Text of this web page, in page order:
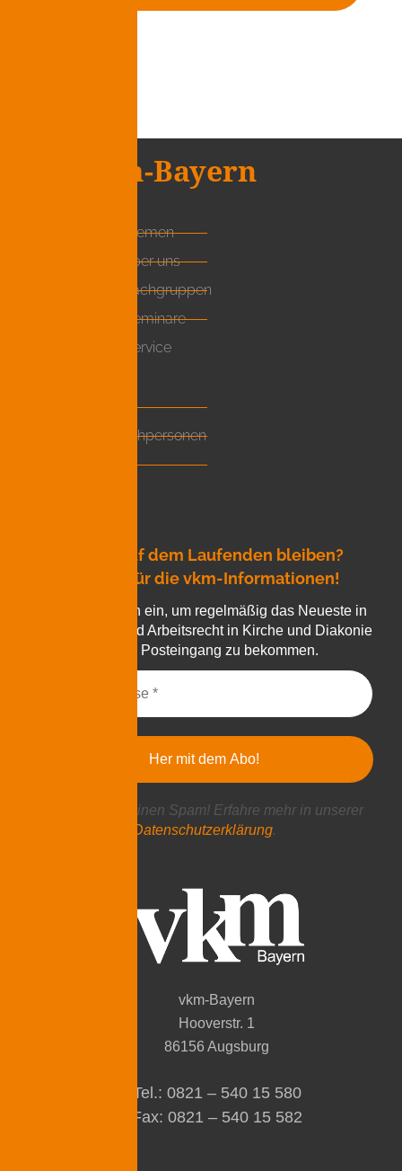
vkm-Bayern
vkm + themen
vkm + über uns
vkm + Fachgruppen
vkm + Seminare
vkm + Service
Ansprechpersonen
Immer auf dem Laufenden bleiben?
Ein Fall für die vkm-Informationen!
Tragen Sie sich ein, um regelmäßig das Neueste in
Sachen Tarif und Arbeitsrecht in Kirche und Diakonie
in Ihren Posteingang zu bekommen.
Wir senden keinen Spam! Erfahre mehr in unserer
Datenschutzerklärung.
vkm-Bayern
Hooverstr. 1
86156 Augsburg
Tel.: 0821 – 540 15 580
Fax: 0821 – 540 15 582